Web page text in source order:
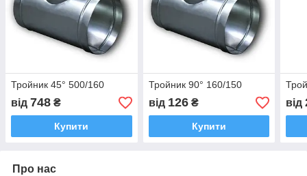
Тройник 45° 500/160
від 748 ₴
Купити
Тройник 90° 160/150
від 126₴
Купити
від
Про нас